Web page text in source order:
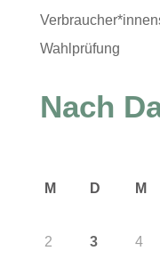
Wahlprüfung
Nach
M D M
2
3 4